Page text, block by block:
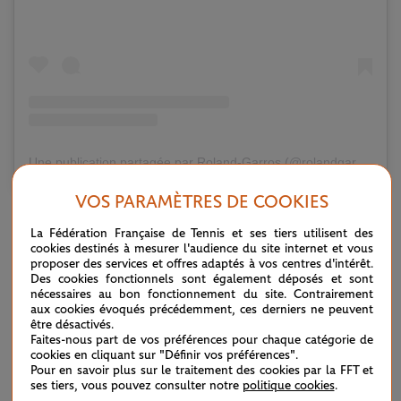
Une publication partagée par Roland-Garros (@rolandgarros)
Après avoir bouclé la manche sur sa mise en jeu,le champion
de l'Open d'Australie a définitivement assommé son rival,
trop irrégulier à l'échange (37 fautes contre 13). Le troisième
set, copie conforme du premier, a filé en moins de 25
minutes. Sans effusion de joie, à l'image de sa maîtrise sur le
court, l'Italien a tranquillement célébré un succès validé
après un ultime coup droit gagnant. "C’était une bonne
VOS PARAMÈTRES DE COOKIES
La Fédération Française de Tennis et ses tiers utilisent des
cookies destinés à mesurer l'audience du site internet et vous
proposer des services et offres adaptés à vos centres d'intérêt.
Des cookies fonctionnels sont également déposés et sont
nécessaires au bon fonctionnement du site. Contrairement
aux cookies évoqués précédemment, ces derniers ne peuvent
être désactivés.
Faites-nous part de vos préférences pour chaque catégorie de
cookies en cliquant sur "Définir vos préférences".
Pour en savoir plus sur le traitement des cookies par la FFT et
ses tiers, vous pouvez consulter notre politique cookies.